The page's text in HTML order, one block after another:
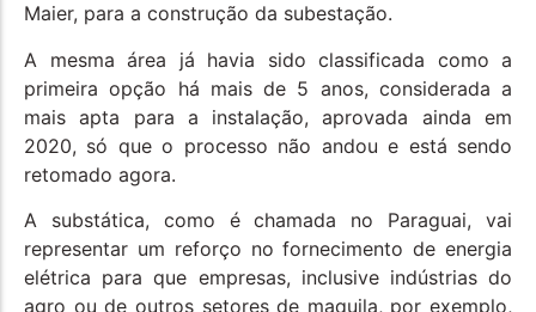
Maier, para a construção da subestação.
A mesma área já havia sido classificada como a
primeira opção há mais de 5 anos, considerada a
mais apta para a instalação, aprovada ainda em
2020, só que o processo não andou e está sendo
retomado agora.
A substática, como é chamada no Paraguai, vai
representar um reforço no fornecimento de energia
elétrica para que empresas, inclusive indústrias do
agro ou de outros setores de maquila, por exemplo,